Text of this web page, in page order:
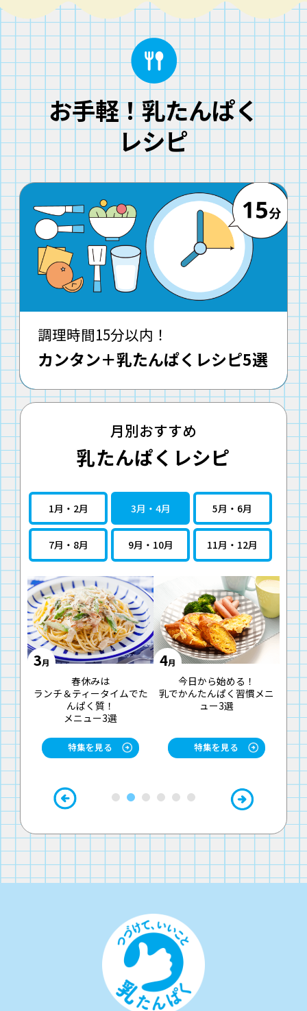
お手軽！乳たんぱく
レシピ
調理時間15分以内！
カンタン＋乳たんぱくレシピ5選
月別おすすめ
乳たんぱくレシピ
1月・2月 3月・4月 5月・6月
7月・8月 9月・10月 11月・12月
から始める！
たんぱく習慣メニ
ュー3選
特集を見る
5月
お仕事に・行楽に！
お弁当でもたんぱく質メニ
6月
たんぱく質で梅雨
る！
さっぱりメニ
特集を見る